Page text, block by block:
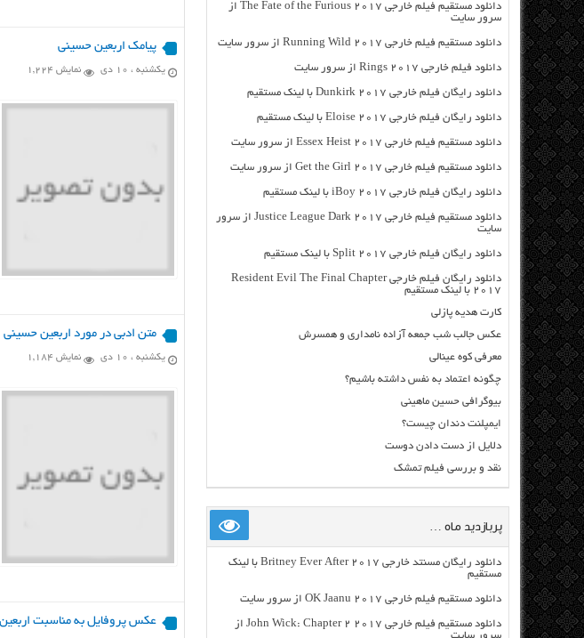
پیامک اربعین حسینی
یکشنبه ، ۱۰ دی نمایش 1,224
متن ادبی در مورد اربعین حسینی
یکشنبه ، ۱۰ دی نمایش 1,184
عکس پروفایل به مناسبت اربعین
دانلود مستقیم فیلم خارجی The Fate of the Furious 2017 از
سرور سایت
دانلود مستقیم فیلم خارجی Running Wild 2017 از سرور سایت
دانلود فیلم خارجی Rings 2017 از سرور سایت
دانلود رایگان فیلم خارجی Dunkirk 2017 با لینک مستقیم
دانلود رایگان فیلم خارجی Eloise 2017 با لینک مستقیم
دانلود مستقیم فیلم خارجی Essex Heist 2017 از سرور سایت
دانلود مستقیم فیلم خارجی Get the Girl 2017 از سرور سایت
دانلود رایگان فیلم خارجی iBoy 2017 با لینک مستقیم
دانلود مستقیم فیلم خارجی Justice League Dark 2017 از سرور
سایت
دانلود رایگان فیلم خارجی Split 2017 با لینک مستقیم
دانلود رایگان فیلم خارجی Resident Evil The Final Chapter
2017 با لینک مستقیم
کارت هدیه پازلی
عکس جالب شب جمعه آزاده نامداری و همسرش
معرفی کوه عینالی
چگونه اعتماد به نفس داشته باشیم؟
بیوگرافی حسین ماهینی
ایمپلنت دندان چیست؟
دلایل از دست دادن دوست
نقد و بررسی فیلم تمشک
پربازدید ماه …
دانلود رایگان مسنتد خارجی Britney Ever After 2017 با لینک
مستقیم
دانلود مستقیم فیلم خارجی OK Jaanu 2017 از سرور سایت
دانلود مستقیم فیلم خارجی John Wick: Chapter 2 2017 از